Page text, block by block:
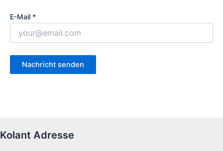
E-Mail *
Kolant Adresse